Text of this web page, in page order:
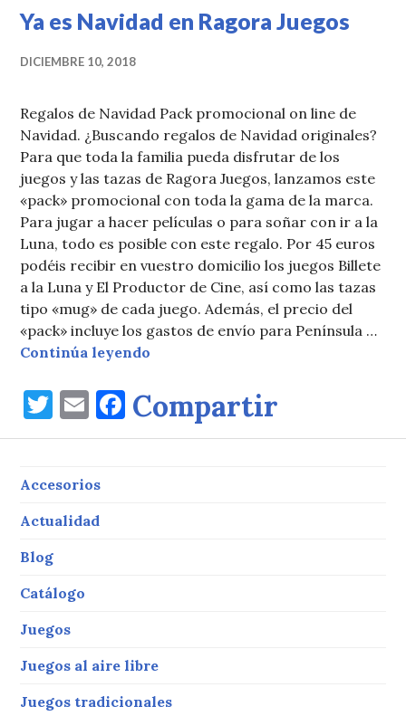
r b
o
o
k
Ya es Navidad en Ragora Juegos
DICIEMBRE 10, 2018
Regalos de Navidad Pack promocional on line de
Navidad. ¿Buscando regalos de Navidad originales?
Para que toda la familia pueda disfrutar de los
juegos y las tazas de Ragora Juegos, lanzamos este
«pack» promocional con toda la gama de la marca.
Para jugar a hacer películas o para soñar con ir a la
Luna, todo es posible con este regalo. Por 45 euros
podéis recibir en vuestro domicilio los juegos Billete
a la Luna y El Productor de Cine, así como las tazas
tipo «mug» de cada juego. Además, el precio del
«pack» incluye los gastos de envío para Península …
Continúa leyendo
T
w
te
r
E
m
l
F
a
Compartir
Accesorios
Actualidad
Blog
Catálogo
Juegos
Juegos al aire libre
Juegos tradicionales